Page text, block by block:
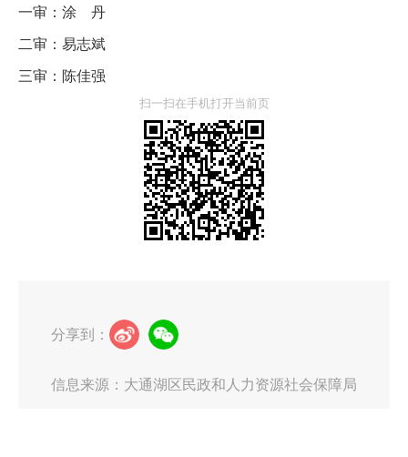
一审：涂 丹
二审：易志斌
三审：陈佳强
扫一扫在手机打开当前页
分享到：
信息来源：大通湖区民政和人力资源社会保障局